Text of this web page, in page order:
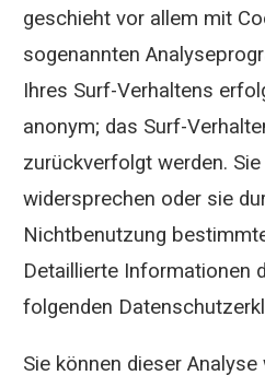
geschieht vor allem mit
sogenannten
Ihres Surf-Verhaltens
anonym; das Surf-
zurückverfolgt werden.
widersprechen oder sie
Nichtbenutzung
Detaillierte Informationen
folgenden
Sie können dieser